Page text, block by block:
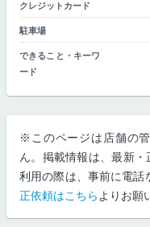
クレジットカード
駐車場
できること・キーワ
ード
※このページは店舗の
ん。掲載情報は、最新
利用の際は、事前に電
正依頼はこちら よりお願